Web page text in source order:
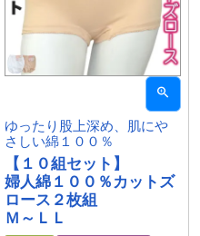
ゆったり股上深め、肌にや
さしい綿１００％
【１０組セット】
婦人綿１００％カットズ
ロース２枚組
Ｍ～ＬＬ